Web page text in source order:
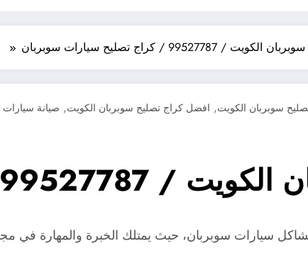
/ 99527787 / كراج تصليح سيارات سوبربان
سوبربان الكويت, افضل كراج تصليح سوبربان الكويت, صيانة
تصليح سيارات سوبربان
سيارات سوبربان، حيث يمتلك الخبرة والمهارة في